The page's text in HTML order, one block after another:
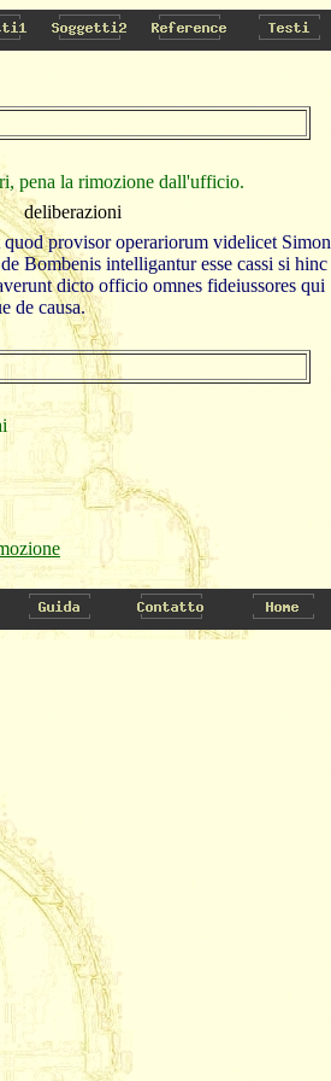
pena la rimozione dall'ufficio.
deliberazioni
provisor operariorum videlicet Simon
Bombenis intelligantur esse cassi si hinc
dicto officio omnes fideiussores qui
de causa.